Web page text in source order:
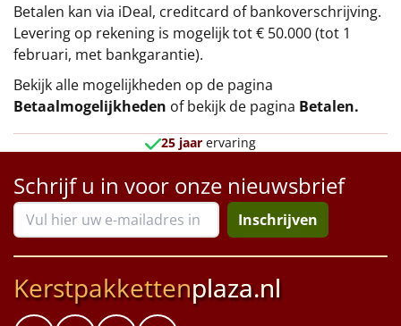
Betalen kan via iDeal, creditcard of bankoverschrijving.
Levering op rekening is mogelijk tot € 50.000 (tot 1
februari, met bankgarantie).
Bekijk alle mogelijkheden op de pagina
Betaalmogelijkheden of bekijk de pagina Betalen.
25 jaar ervaring
Schrijf u in voor onze nieuwsbrief
Inschrijven
Kerstpakkettenplaza.nl